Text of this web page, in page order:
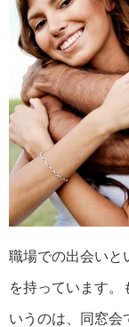
職場での出会いと
を持っています。
いうのは、同窓会